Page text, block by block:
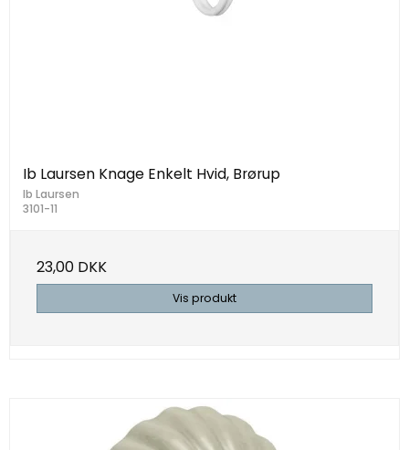
Ib Laursen Knage Enkelt Hvid, Brørup
Ib Laursen
3101-11
23,00 DKK
Vis produkt